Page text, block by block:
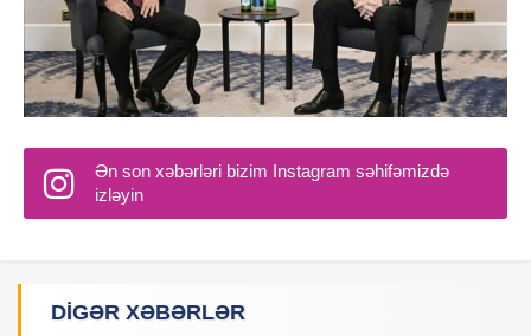
Ən son xəbərləri bizim Instagram səhifəmizdə
izləyin
DIGƏR XƏBƏRLƏR